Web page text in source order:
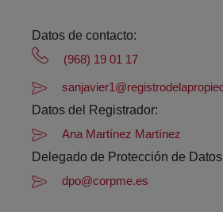
Datos de contacto:
(968) 19 01 17
Datos del Registrador:
Ana Martínez Martínez
Delegado de Protección de
dpo@corpme.es